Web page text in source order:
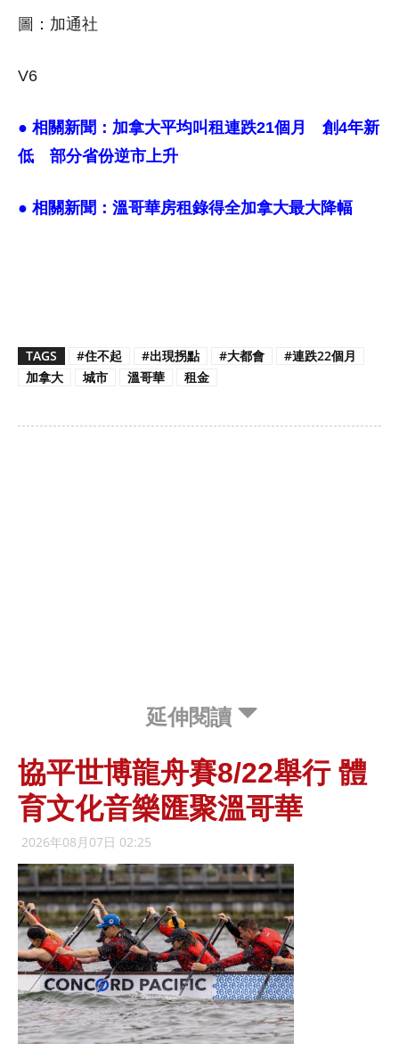
圖：加通社
V6
● 相關新聞： 加拿大平均叫租連跌21個月 創4年新
低 部分省份逆市上升
● 相關新聞： 溫哥華房租錄得全加拿大最大降幅
TAGS #住不起 #出現拐點 #大都會
#連跌22個月
加拿大
城市 溫哥華 租金
延伸閱讀
協平世博龍舟賽8/22舉行 體
育文化音樂匯聚溫哥​​華
2026年08月07日 02:25